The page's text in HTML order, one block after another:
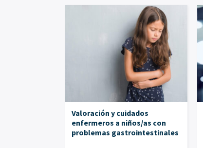
Valoración y cuidados
enfermeros a niños/as con
problemas gastrointestinales